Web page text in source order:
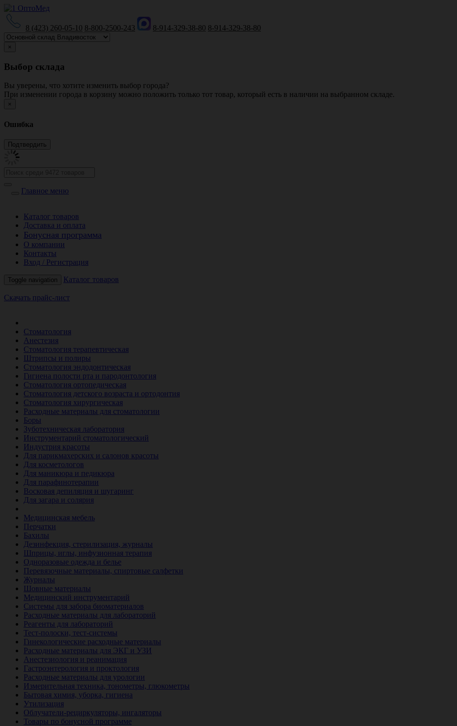
8 (423) 260-05-10 8-800-2500-243 8-914-329-38-80 8-914-329-38-80
×
Выбор склада
Вы уверены, что хотите изменить выбор города?
При изменении города в корзину можно положить только тот товар, который есть в наличии на выбранном складе.
×
Ошибка
Главное меню
Каталог товаров
Доставка и оплата
Бонусная программа
О компании
Контакты
Вход / Регистрация
Toggle navigation Каталог товаров
Скачать прайс-лист
Стоматология
Анестезия
Стоматология терапевтическая
Штрипсы и полиры
Стоматология эндодонтическая
Гигиена полости рта и пародонтология
Стоматология ортопедическая
Стоматология детского возраста и ортодонтия
Стоматология хирургическая
Расходные материалы для стоматологии
Боры
Зуботехническая лаборатория
Инструментарий стоматологический
Индустрия красоты
Для парикмахерских и салонов красоты
Для косметологов
Для маникюра и педикюра
Для парафинотерапии
Восковая депиляция и шугаринг
Для загара и солярия
Медицинская мебель
Перчатки
Бахилы
Дезинфекция, стерилизация, журналы
Шприцы, иглы, инфузионная терапия
Одноразовые одежда и белье
Перевязочные материалы, спиртовые салфетки
Журналы
Шовные материалы
Медицинский инструментарий
Системы для забора биоматериалов
Расходные материалы для лабораторий
Реагенты для лабораторий
Тест-полоски, тест-системы
Гинекологические расходные материалы
Расходные материалы для ЭКГ и УЗИ
Анестезиология и реанимация
Гастроэнтерология и проктология
Расходные материалы для урологии
Измерительная техника, тонометры, глюкометры
Бытовая химия, уборка, гигиена
Утилизация
Облучатели-рециркуляторы, ингаляторы
Товары по бонусной программе